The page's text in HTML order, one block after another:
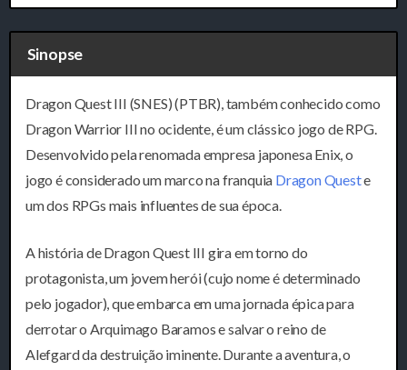
Sinopse
Dragon Quest III (SNES) (PTBR), também conhecido como
Dragon Warrior III no ocidente, é um clássico jogo de RPG.
Desenvolvido pela renomada empresa japonesa Enix, o
jogo é considerado um marco na franquia Dragon Queste
um dos RPGs mais influentes de sua época.
A história de Dragon Quest III gira em torno do
protagonista, um jovem herói (cujo nome é determinado
pelo jogador), que embarca em uma jornada épica para
derrotar o Arquimago Baramos e salvar o reino de
Alefgard da destruição iminente. Durante a aventura, o